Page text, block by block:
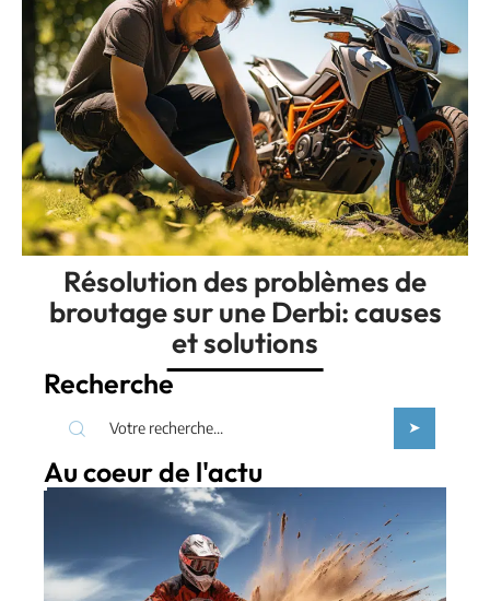
Résolution des problèmes de
broutage sur une Derbi: causes
et solutions
Recherche
Au coeur de l'actu